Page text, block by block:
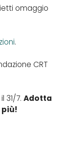
omaggio
.
CRT
31/7.Adotta